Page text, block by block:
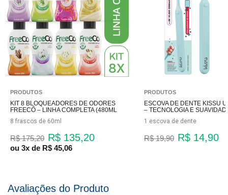
PRODUTOS
KIT 8 BLOQUEADORES DE ODORES
FREECÔ – LINHA COMPLETA (480ML
TOTAL)
8 frascos de 60ml
R$ 175,20 R$ 135,20
ou 3x de R$ 45,06
PRODUTOS
ESCOVA DE DENTE KISSU
– TECNOLOGIA E
1 escova de dente
R$ 19,90 R$ 14,90
Avaliações do Produto